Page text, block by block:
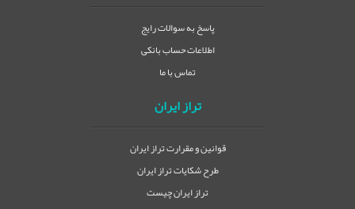
پاسخ به سوالات رایج
اطلاعات حساب بانکی
تماس با ما
تراز ایران
قوانین و مقرارت تراز ایران
طرح شکایات تراز ایران
تراز ایران چیست